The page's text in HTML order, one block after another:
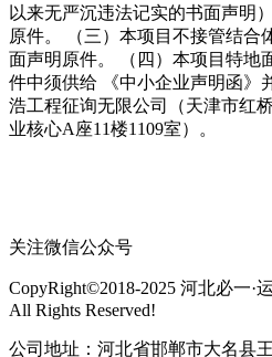
以来无严沉违法记实的书面声明
原件。 （三）本项目不接管结合
面声明原件。 （四）本项目特地
件中须供给 《中小企业声明函》
浩工程征询无限公司（天津市红
业核心A座11楼1109室）。
关注微信公众号
CopyRight©2018-2025 河北必一·
All Rights Reserved!
公司地址：河北省邯郸市大名县